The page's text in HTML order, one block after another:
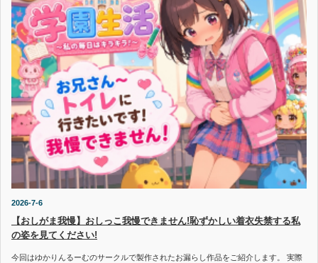
2026-7-6
【おしがま我慢】おしっこ我慢できません!恥ずかしい着衣失禁する私
の姿を見てください!
今回はゆかりんるーむのサークルで製作されたお漏らし作品をご紹介します。 実際